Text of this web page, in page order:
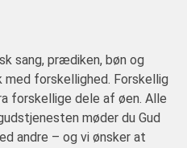
sang, prædiken, bøn og
forskellighed. Forskellig
forskellige dele af øen. Alle
møder du Gud
andre – og vi ønsker at